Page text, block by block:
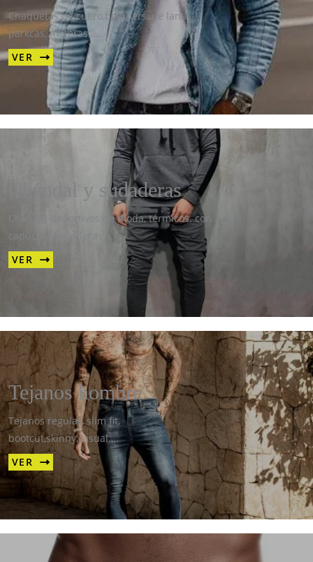
Chaquetas de cuero,bombers, de lana
parkcas, moteras……
VER
Chándal y sudaderas
Chándal deportivos de moda, térmicos. con
capucha, sudaderas….
VER
Tejanos hombre
Tejanos regular, slim fit,
bootcut,skinny,casual….
VER